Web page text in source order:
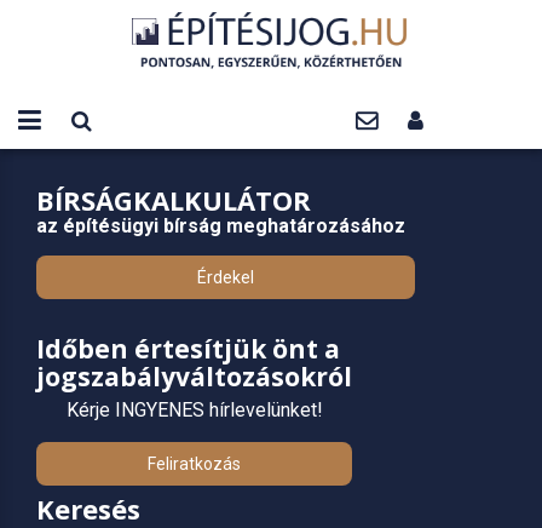
BÍRSÁGKALKULÁTOR
az építésügyi bírság meghatározásához
Érdekel
Időben értesítjük önt a
jogszabályváltozásokról
Kérje INGYENES hírlevelünket!
Feliratkozás
Keresés